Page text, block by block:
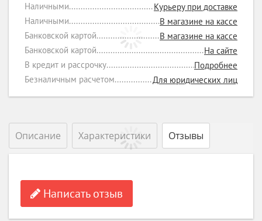
Наличными
Курьеру при доставке
Наличными
В магазине на кассе
Банковской картой
В магазине на кассе
Банковской картой
На сайте
В кредит и рассрочку
Подробнее
Безналичным расчетом
Для юридических лиц
Описание Характеристики Отзывы
Написать отзыв